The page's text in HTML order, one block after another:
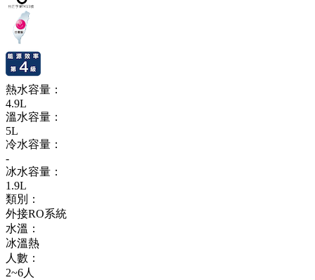
熱水容量：
4.9L
溫水容量：
5L
冷水容量：
-
冰水容量：
1.9L
類別：
外接RO系統
水溫：
冰溫熱
人數：
2~6人